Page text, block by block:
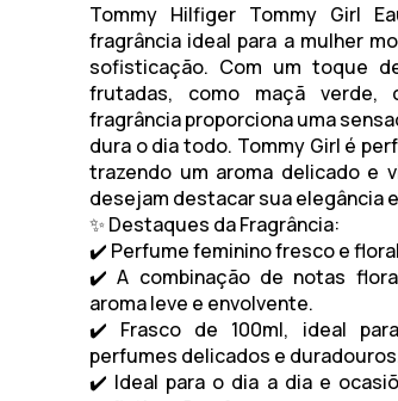
Tommy Hilfiger Tommy Girl
fragrância ideal para a mulher
sofisticação. Com um toque
frutadas, como maçã verde,
fragrância proporciona uma
dura o dia todo. Tommy Girl é
trazendo um aroma delicado e
desejam destacar sua elegância
✨ Destaques da Fragrância:
✔️ Perfume feminino fresco e
✔️ A combinação de notas
aroma leve e envolvente.
✔️ Frasco de 100ml, ideal
perfumes delicados e
✔️ Ideal para o dia a dia e